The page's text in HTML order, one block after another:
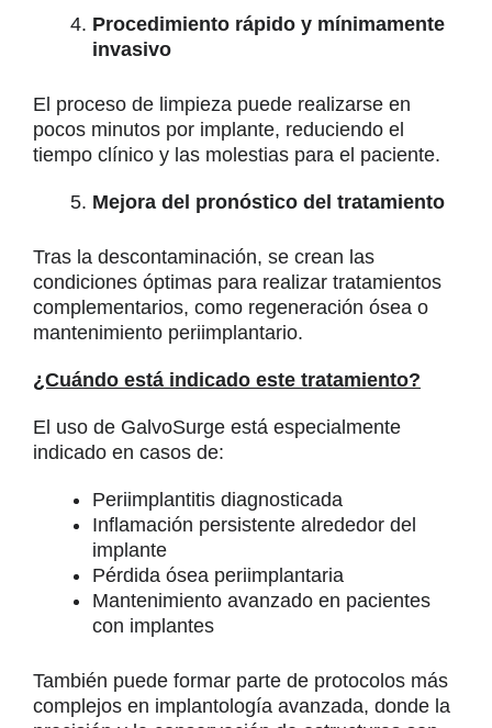
Procedimiento rápido y mínimamente
invasivo
El proceso de limpieza puede realizarse en
pocos minutos por implante, reduciendo el
tiempo clínico y las molestias para el paciente.
Mejora del pronóstico del tratamiento
Tras la descontaminación, se crean las
condiciones óptimas para realizar tratamientos
complementarios, como regeneración ósea o
mantenimiento periimplantario.
¿Cuándo está indicado este tratamiento?
El uso de GalvoSurge está especialmente
indicado en casos de:
Periimplantitis diagnosticada
Inflamación persistente alrededor del
implante
Pérdida ósea periimplantaria
Mantenimiento avanzado en pacientes
con implantes
También puede formar parte de protocolos más
complejos en implantología avanzada, donde la